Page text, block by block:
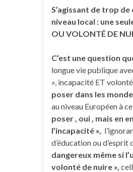
S’agissant de trop
niveau local : une
OU VOLONTÉ DE
C’est une question
longue vie publique
», incapacité ET
poser dans les
au niveau Européen à
poser , oui , mais en
l’incapacité »,
d’éducation ou
dangereux même si
volonté de nuire »,